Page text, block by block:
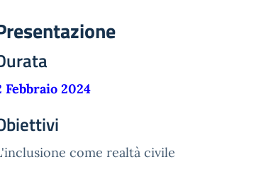
Febbraio 2024
come realtà civile